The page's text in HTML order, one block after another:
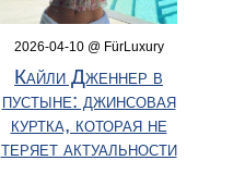
2026-04-10 @ FürLuxury
Кайли Дженнер в
пустыне: джинсовая
куртка, которая не
теряет актуальности